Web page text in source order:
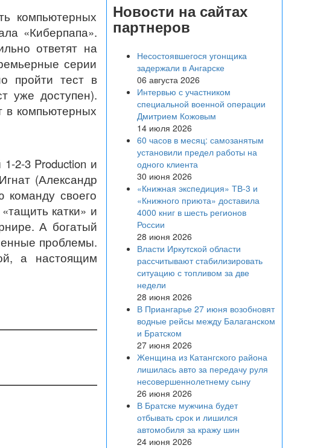
компьютерных
«Киберпапа».
ответят на
серии
пройти тест в
уже доступен).
в компьютерных
2-3 Production и
(Александр
команду своего
катки» и
А богатый
проблемы.
а настоящим
Новости на сайтах
партнеров
Несостоявшегося угонщика
задержали в Ангарске
06 августа 2026
Интервью с участником
специальной военной операции
Дмитрием Кожовым
14 июля 2026
60 часов в месяц: самозанятым
установили предел работы на
одного клиента
30 июня 2026
«Книжная экспедиция» ТВ-3 и
«Книжного приюта» доставила
4000 книг в шесть регионов
России
28 июня 2026
Власти Иркутской области
рассчитывают стабилизировать
ситуацию с топливом за две
недели
28 июня 2026
В Приангарье 27 июня возобновят
водные рейсы между Балаганском
и Братском
27 июня 2026
Женщина из Катангского района
лишилась авто за передачу руля
несовершеннолетнему сыну
26 июня 2026
В Братске мужчина будет
отбывать срок и лишился
автомобиля за кражу шин
24 июня 2026